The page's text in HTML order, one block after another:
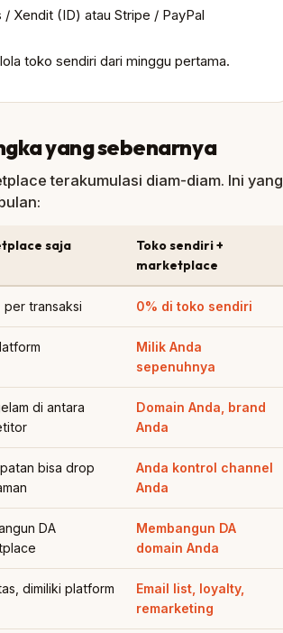
Xendit (ID) atau Stripe / PayPal
toko sendiri dari minggu pertama.
yang sebenarnya
terakumulasi diam-diam. Ini yang
saja
Toko sendiri +
marketplace
per transaksi 0% di toko sendiri
Milik Anda
sepenuhnya
di antara
Domain Anda, brand
Anda
bisa drop
Anda kontrol channel
Anda
DA
Membangun DA
domain Anda
dimiliki platform
Email list, loyalty,
remarketing